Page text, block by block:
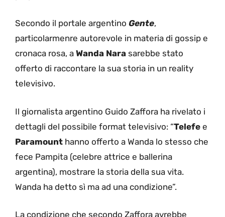
Secondo il portale argentino Gente,
particolarmenre autorevole in materia di gossip e
cronaca rosa, a Wanda Nara sarebbe stato
offerto di raccontare la sua storia in un reality
televisivo.
Il giornalista argentino Guido Zaffora ha rivelato i
dettagli del possibile format televisivo: “Telefe e
Paramount hanno offerto a Wanda lo stesso che
fece Pampita (celebre attrice e ballerina
argentina), mostrare la storia della sua vita.
Wanda ha detto sì ma ad una condizione”.
La condizione che secondo Zaffora avrebbe